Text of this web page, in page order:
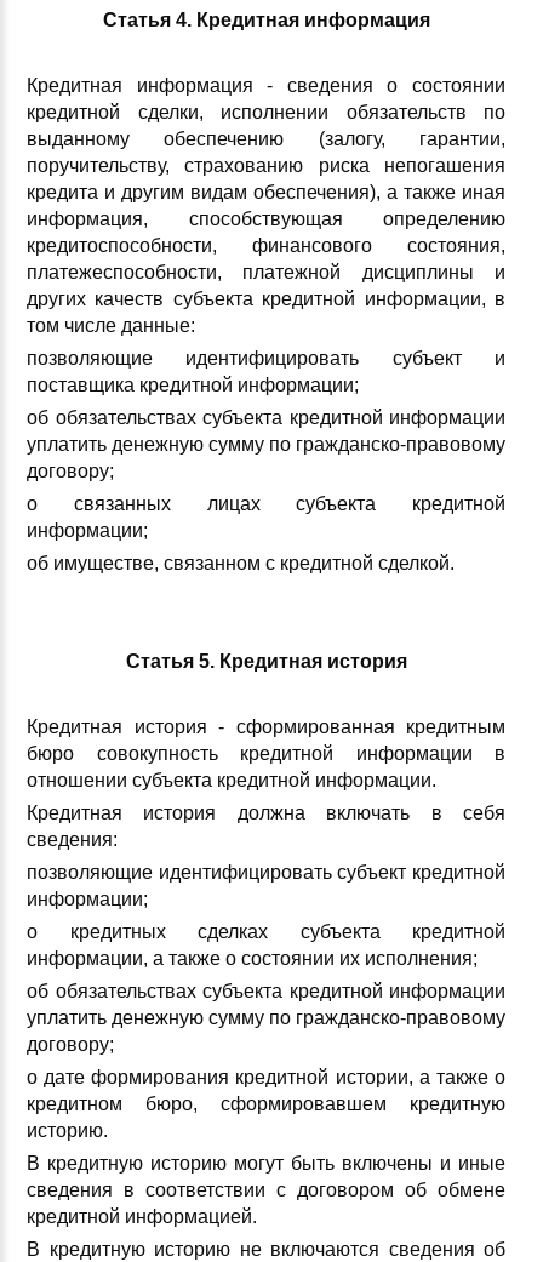
Статья 4. Кредитная информация
Кредитная информация - сведения о состоянии
кредитной сделки, исполнении обязательств по
выданному обеспечению (залогу, гарантии,
поручительству, страхованию риска непогашения
кредита и другим видам обеспечения), а также иная
информация, способствующая определению
кредитоспособности, финансового состояния,
платежеспособности, платежной дисциплины и
других качеств субъекта кредитной информации, в
том числе данные:
позволяющие идентифицировать субъект и
поставщика кредитной информации;
об обязательствах субъекта кредитной информации
уплатить денежную сумму по гражданско-правовому
договору;
о связанных лицах субъекта кредитной
информации;
об имуществе, связанном с кредитной сделкой.
Статья 5. Кредитная история
Кредитная история - сформированная кредитным
бюро совокупность кредитной информации в
отношении субъекта кредитной информации.
Кредитная история должна включать в себя
сведения:
позволяющие идентифицировать субъект кредитной
информации;
о кредитных сделках субъекта кредитной
информации, а также о состоянии их исполнения;
об обязательствах субъекта кредитной информации
уплатить денежную сумму по гражданско-правовому
договору;
о дате формирования кредитной истории, а также о
кредитном бюро, сформировавшем кредитную
историю.
В кредитную историю могут быть включены и иные
сведения в соответствии с договором об обмене
кредитной информацией.
В кредитную историю не включаются сведения об